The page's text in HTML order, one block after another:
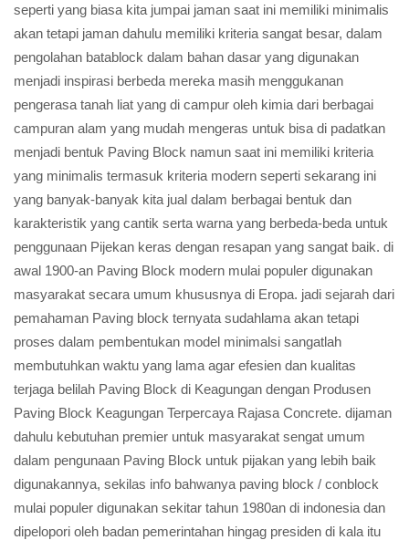
seperti yang biasa kita jumpai jaman saat ini memiliki minimalis
akan tetapi jaman dahulu memiliki kriteria sangat besar, dalam
pengolahan batablock dalam bahan dasar yang digunakan
menjadi inspirasi berbeda mereka masih menggukanan
pengerasa tanah liat yang di campur oleh kimia dari berbagai
campuran alam yang mudah mengeras untuk bisa di padatkan
menjadi bentuk Paving Block namun saat ini memiliki kriteria
yang minimalis termasuk kriteria modern seperti sekarang ini
yang banyak-banyak kita jual dalam berbagai bentuk dan
karakteristik yang cantik serta warna yang berbeda-beda untuk
penggunaan Pijekan keras dengan resapan yang sangat baik. di
awal 1900-an Paving Block modern mulai populer digunakan
masyarakat secara umum khususnya di Eropa. jadi sejarah dari
pemahaman Paving block ternyata sudahlama akan tetapi
proses dalam pembentukan model minimalsi sangatlah
membutuhkan waktu yang lama agar efesien dan kualitas
terjaga belilah Paving Block di Keagungan dengan Produsen
Paving Block Keagungan Terpercaya Rajasa Concrete. dijaman
dahulu kebutuhan premier untuk masyarakat sengat umum
dalam pengunaan Paving Block untuk pijakan yang lebih baik
digunakannya, sekilas info bahwanya paving block / conblock
mulai populer digunakan sekitar tahun 1980an di indonesia dan
dipelopori oleh badan pemerintahan hingag presiden di kala itu